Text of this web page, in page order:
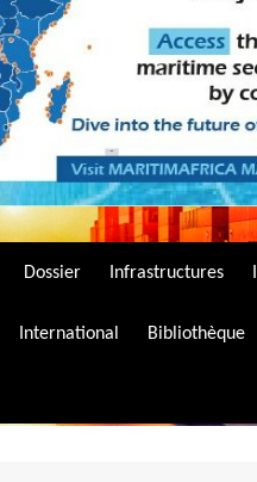
Dossier Infrastructures
International Bibliothèque